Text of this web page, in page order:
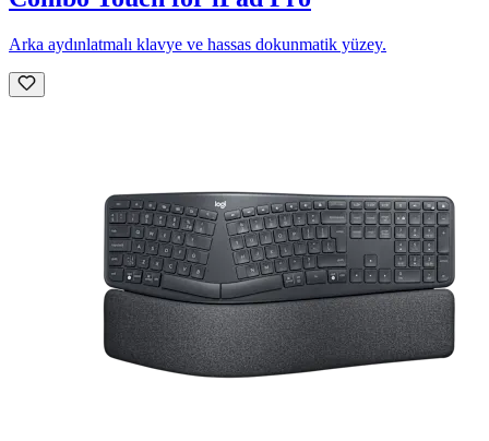
Arka aydınlatmalı klavye ve hassas dokunmatik yüzey.